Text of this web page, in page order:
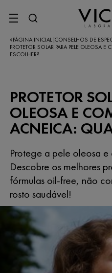
SITE MENU
PÁGINA INICIAL CONSELHOS DE
PROTETOR SOLAR PARA PELE OLEOSA
ESCOLHER?
PROTETOR
OLEOSA E
ACNEICA:
Protege a pele oleosa
Descobre os melhores
fórmulas oil-free, não
rosto saudável!